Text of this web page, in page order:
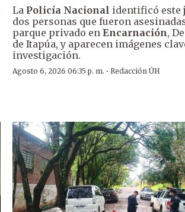
La Policía Nacional identificó este
dos personas que fueron
parque privado en Encarnación,
de Itapúa, y aparecen imágenes
investigación.
Agosto 6, 2026 06:35 p. m. · Redacción ÚH